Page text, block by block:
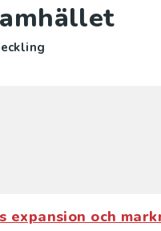
expansion och